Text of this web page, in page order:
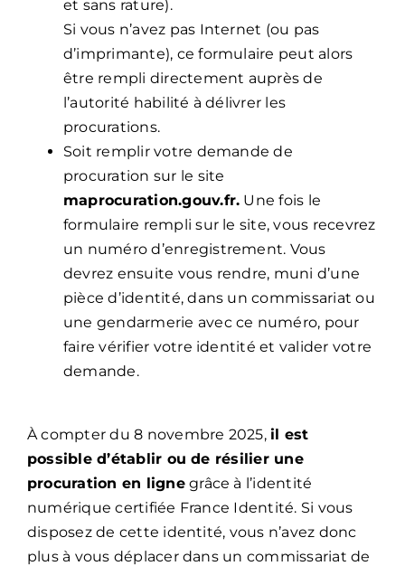
et sans rature).
Si vous n’avez pas Internet (ou pas
d’imprimante), ce formulaire peut alors
être rempli directement auprès de
l’autorité habilité à délivrer les
procurations.
Soit remplir votre demande de
procuration sur le site
maprocuration.gouv.fr. Une fois le
formulaire rempli sur le site, vous recevrez
un numéro d’enregistrement. Vous
devrez ensuite vous rendre, muni d’une
pièce d’identité, dans un commissariat ou
une gendarmerie avec ce numéro, pour
faire vérifier votre identité et valider votre
demande.
À compter du 8 novembre 2025,il est
possible d’établir ou de résilier une
procuration en lignegrâce à l’identité
numérique certifiée France Identité. Si vous
disposez de cette identité, vous n’avez donc
plus à vous déplacer dans un commissariat de